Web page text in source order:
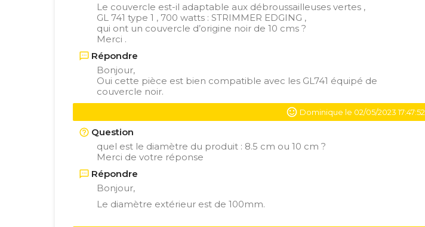
Le couvercle est-il adaptable aux débroussailleuses vertes ,
GL 741 type 1 , 700 watts : STRIMMER EDGING ,
qui ont un couvercle d’origine noir de 10 cms ?
Merci .
Répondre
Bonjour,
Oui cette pièce est bien compatible avec les GL741 équipé de
couvercle noir.
Dominique le 02/05/2023 17:47:52
Question
quel est le diamètre du produit : 8.5 cm ou 10 cm ?
Merci de votre réponse
Répondre
Bonjour,
Le diamètre extérieur est de 100mm.